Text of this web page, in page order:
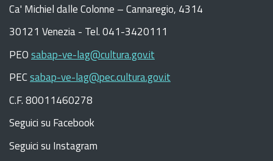
Ca' Michiel dalle Colonne – Cannaregio, 4314
30121 Venezia - Tel. 041-3420111
PEOsabap-ve-lag@cultura.gov.it
PECsabap-ve-lag@pec.cultura.gov.it
C.F. 80011460278
Seguici su Facebook
Seguici su Instagram